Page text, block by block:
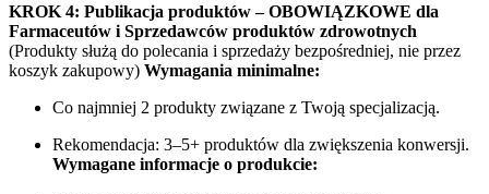
KROK 4: Publikacja produktów – OBOWIĄZKOWE dla
Farmaceutów i Sprzedawców produktów zdrowotnych
(Produkty służą do polecania i sprzedaży bezpośredniej, nie przez
koszyk zakupowy) Wymagania minimalne:
Co najmniej 2 produkty związane z Twoją specjalizacją.
Rekomendacja: 3–5+ produktów dla zwiększenia konwersji.
Wymagane informacje o produkcie: